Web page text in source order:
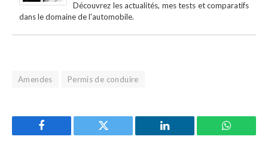
Découvrez les actualités, mes tests et comparatifs
dans le domaine de l'automobile.
Amendes Permis de conduire
Facebook Twitter LinkedIn